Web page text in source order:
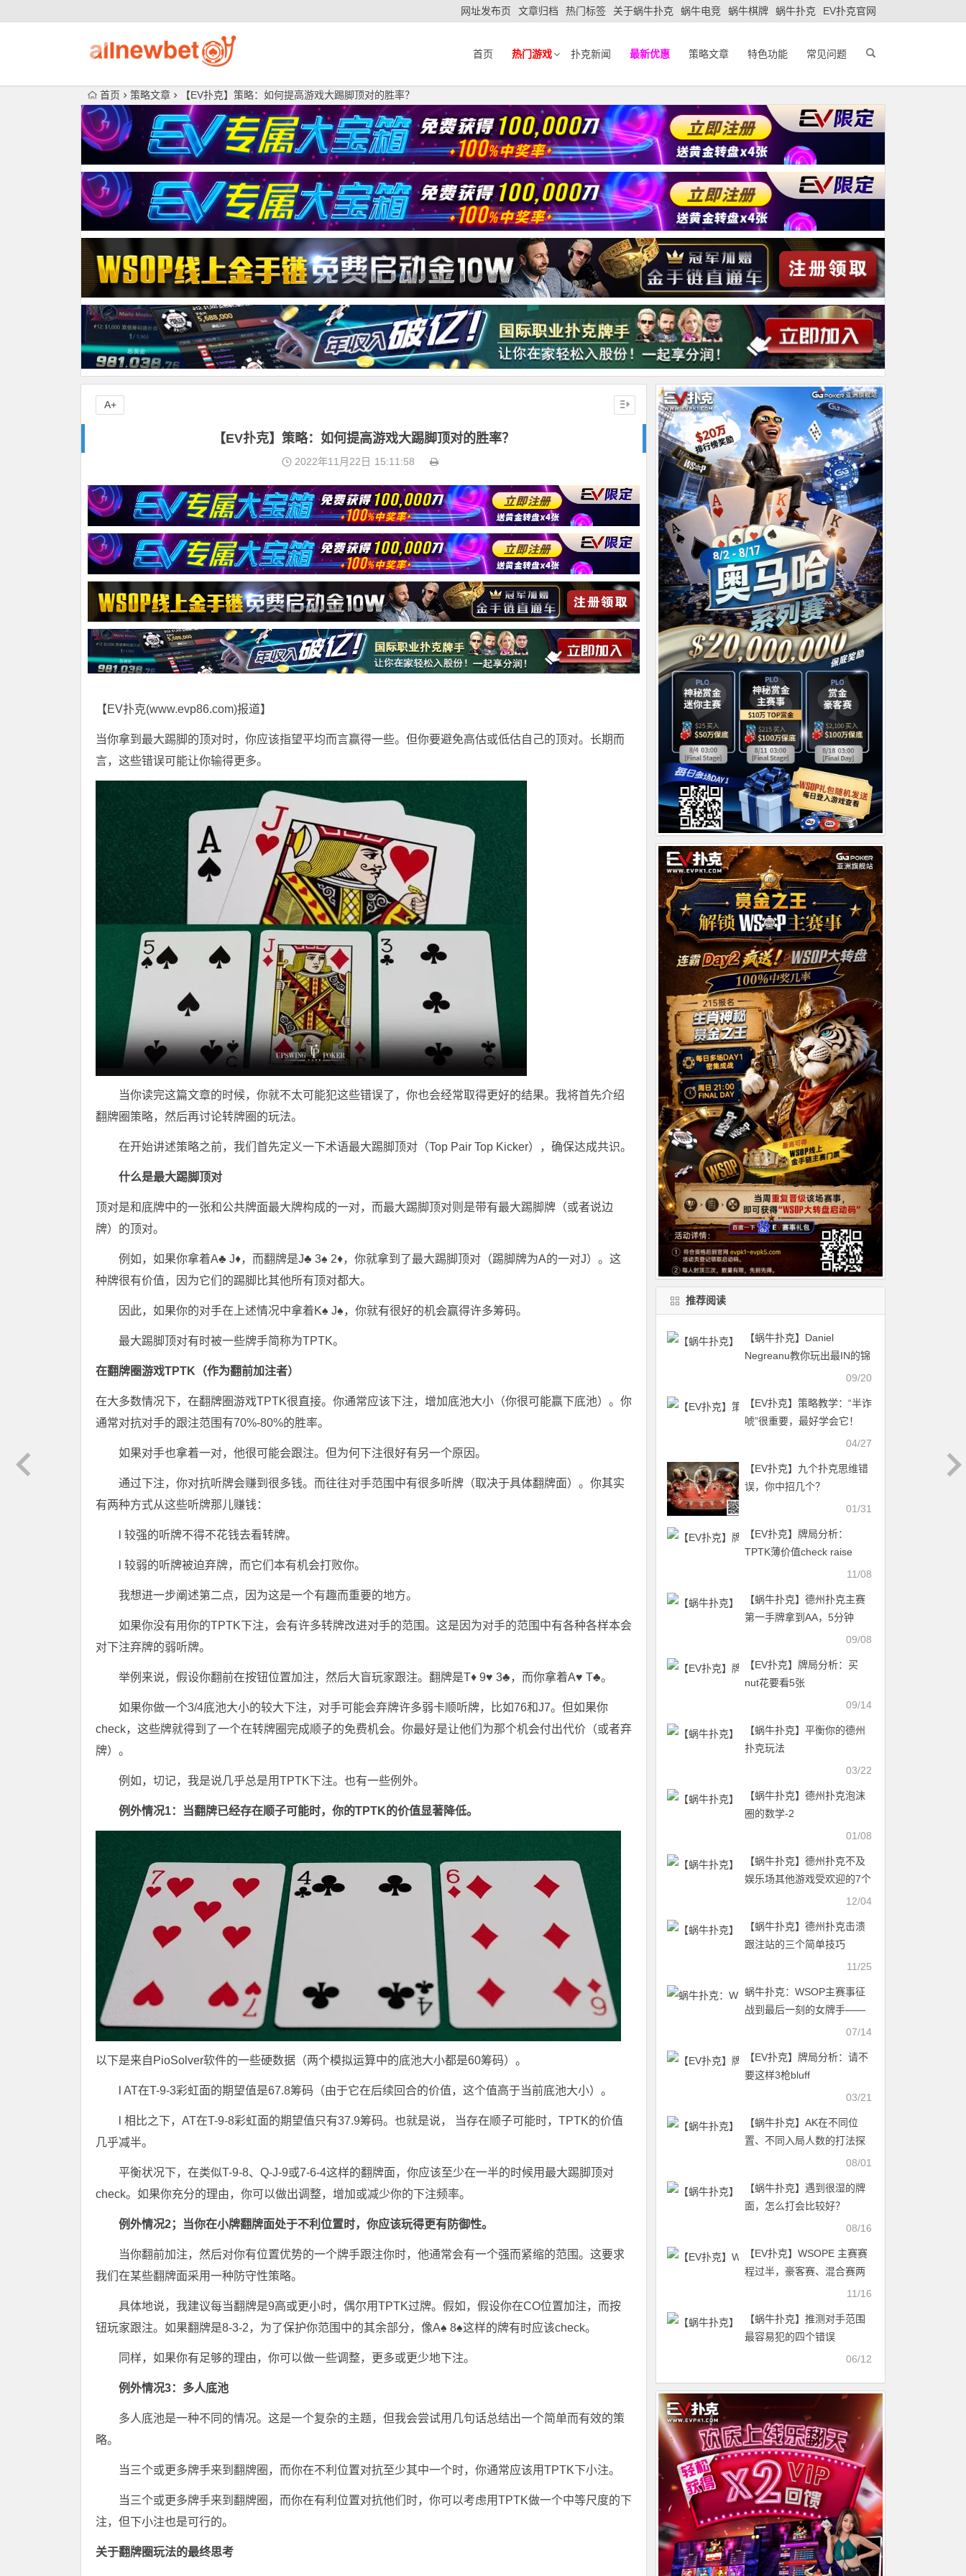
网址发布页 文章归档 热门标签 关于蜗牛扑克 蜗牛电竞 蜗牛棋牌 蜗牛扑克 EV扑克官网
首页 热门游戏 扑克新闻 最新优惠 策略文章 特色功能 常见问题
首页 策略文章 【EV扑克】策略：如何提高游戏大踢脚顶对的胜率？
【EV扑克】策略：如何提高游戏大踢脚顶对的胜率？
2022年11月22日 15:11:58
【EV扑克(www.evp86.com)报道】
当你拿到最大踢脚的顶对时，你应该指望平均而言赢得一些。但你要避免高估或低估自己的顶对。长期而
言，这些错误可能让你输得更多。
当你读完这篇文章的时候，你就不太可能犯这些错误了，你也会经常取得更好的结果。我将首先介绍
翻牌圈策略，然后再讨论转牌圈的玩法。
在开始讲述策略之前，我们首先定义一下术语最大踢脚顶对（Top Pair Top Kicker），确保达成共识。
什么是最大踢脚顶对
顶对是和底牌中的一张和公共牌面最大牌构成的一对，而最大踢脚顶对则是带有最大踢脚牌（或者说边
牌）的顶对。
例如，如果你拿着A♣ J♦，而翻牌是J♣ 3♠ 2♦，你就拿到了最大踢脚顶对（踢脚牌为A的一对J）。这
种牌很有价值，因为它们的踢脚比其他所有顶对都大。
因此，如果你的对手在上述情况中拿着K♠ J♠，你就有很好的机会赢得许多筹码。
最大踢脚顶对有时被一些牌手简称为TPTK。
在翻牌圈游戏TPTK（作为翻前加注者）
在大多数情况下，在翻牌圈游戏TPTK很直接。你通常应该下注，增加底池大小（你很可能赢下底池）。你
通常对抗对手的跟注范围有70%-80%的胜率。
如果对手也拿着一对，他很可能会跟注。但为何下注很好有另一个原因。
通过下注，你对抗听牌会赚到很多钱。而往往对手范围中有很多听牌（取决于具体翻牌面）。你其实
有两种方式从这些听牌那儿赚钱：
l 较强的听牌不得不花钱去看转牌。
l 较弱的听牌被迫弃牌，而它们本有机会打败你。
我想进一步阐述第二点，因为这是一个有趣而重要的地方。
如果你没有用你的TPTK下注，会有许多转牌改进对手的范围。这是因为对手的范围中有各种各样本会
对下注弃牌的弱听牌。
举例来说，假设你翻前在按钮位置加注，然后大盲玩家跟注。翻牌是T♦ 9♥ 3♣，而你拿着A♥ T♣。
如果你做一个3/4底池大小的较大下注，对手可能会弃牌许多弱卡顺听牌，比如76和J7。但如果你
check，这些牌就得到了一个在转牌圈完成顺子的免费机会。你最好是让他们为那个机会付出代价（或者弃
牌）。
例如，切记，我是说几乎总是用TPTK下注。也有一些例外。
例外情况1：当翻牌已经存在顺子可能时，你的TPTK的价值显著降低。
以下是来自PioSolver软件的一些硬数据（两个模拟运算中的底池大小都是60筹码）。
l AT在T-9-3彩虹面的期望值是67.8筹码（由于它在后续回合的价值，这个值高于当前底池大小）。
l 相比之下，AT在T-9-8彩虹面的期望值只有37.9筹码。也就是说， 当存在顺子可能时，TPTK的价值
几乎减半。
平衡状况下，在类似T-9-8、Q-J-9或7-6-4这样的翻牌面，你应该至少在一半的时候用最大踢脚顶对
check。如果你充分的理由，你可以做出调整，增加或减少你的下注频率。
例外情况2；当你在小牌翻牌面处于不利位置时，你应该玩得更有防御性。
当你翻前加注，然后对你有位置优势的一个牌手跟注你时，他通常会有一个强而紧缩的范围。这要求
我们在某些翻牌面采用一种防守性策略。
具体地说，我建议每当翻牌是9高或更小时，偶尔用TPTK过牌。假如，假设你在CO位置加注，而按
钮玩家跟注。如果翻牌是8-3-2，为了保护你范围中的其余部分，像A♠ 8♠这样的牌有时应该check。
同样，如果你有足够的理由，你可以做一些调整，更多或更少地下注。
例外情况3：多人底池
多人底池是一种不同的情况。这是一个复杂的主题，但我会尝试用几句话总结出一个简单而有效的策
略。
当三个或更多牌手来到翻牌圈，而你在不利位置对抗至少其中一个时，你通常应该用TPTK下小注。
当三个或更多牌手来到翻牌圈，而你在有利位置对抗他们时，你可以考虑用TPTK做一个中等尺度的下
注，但下小注也是可行的。
关于翻牌圈玩法的最终思考
A+
推荐阅读
【蜗牛扑克】Daniel
Negreanu教你玩出最IN的锦
09/20
【EV扑克】策略教学：“半诈
唬”很重要，最好学会它！
04/27
【EV扑克】九个扑克思维错
误，你中招几个？
01/31
【EV扑克】牌局分析：
TPTK薄价值check raise
11/08
【蜗牛扑克】德州扑克主赛
第一手牌拿到AA，5分钟
09/08
【EV扑克】牌局分析：买
nut花要看5张
09/14
【蜗牛扑克】平衡你的德州
扑克玩法
03/22
【蜗牛扑克】德州扑克泡沫
圈的数学-2
01/08
【蜗牛扑克】德州扑克不及
娱乐场其他游戏受欢迎的7个
12/04
【蜗牛扑克】德州扑克击溃
跟注站的三个简单技巧
11/25
蜗牛扑克：WSOP主赛事征
战到最后一刻的女牌手——
07/14
【EV扑克】牌局分析：请不
要这样3枪bluff
03/21
【蜗牛扑克】AK在不同位
置、不同入局人数的打法探
08/01
【蜗牛扑克】遇到很湿的牌
面，怎么打会比较好？
08/16
【EV扑克】WSOPE 主赛赛
程过半，豪客赛、混合赛两
11/16
【蜗牛扑克】推测对手范围
最容易犯的四个错误
06/12